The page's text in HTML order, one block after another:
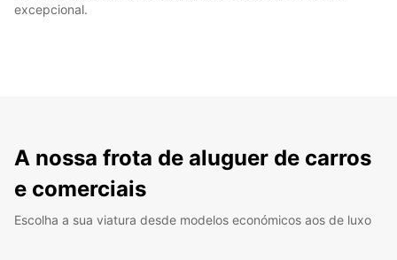
excepcional.
A nossa frota de aluguer de carros
e comerciais
Escolha a sua viatura desde modelos económicos aos de luxo